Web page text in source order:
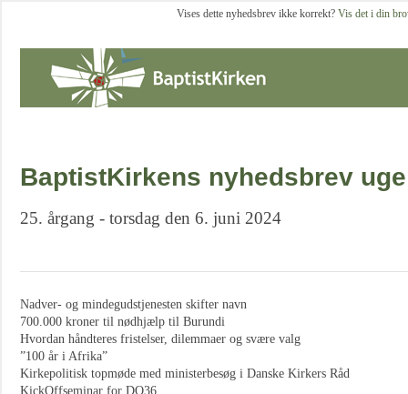
Vises dette nyhedsbrev ikke korrekt? Vis det i din
BaptistKirkens nyhedsbrev
25. årgang - torsdag den 6. juni 2024
Nadver- og mindegudstjenesten skifter navn
700.000 kroner til nødhjælp til Burundi
Hvordan håndteres fristelser, dilemmaer og svære valg
”100 år i Afrika”
Kirkepolitisk topmøde med ministerbesøg i Danske Kirkers Råd
KickOffseminar for DO36